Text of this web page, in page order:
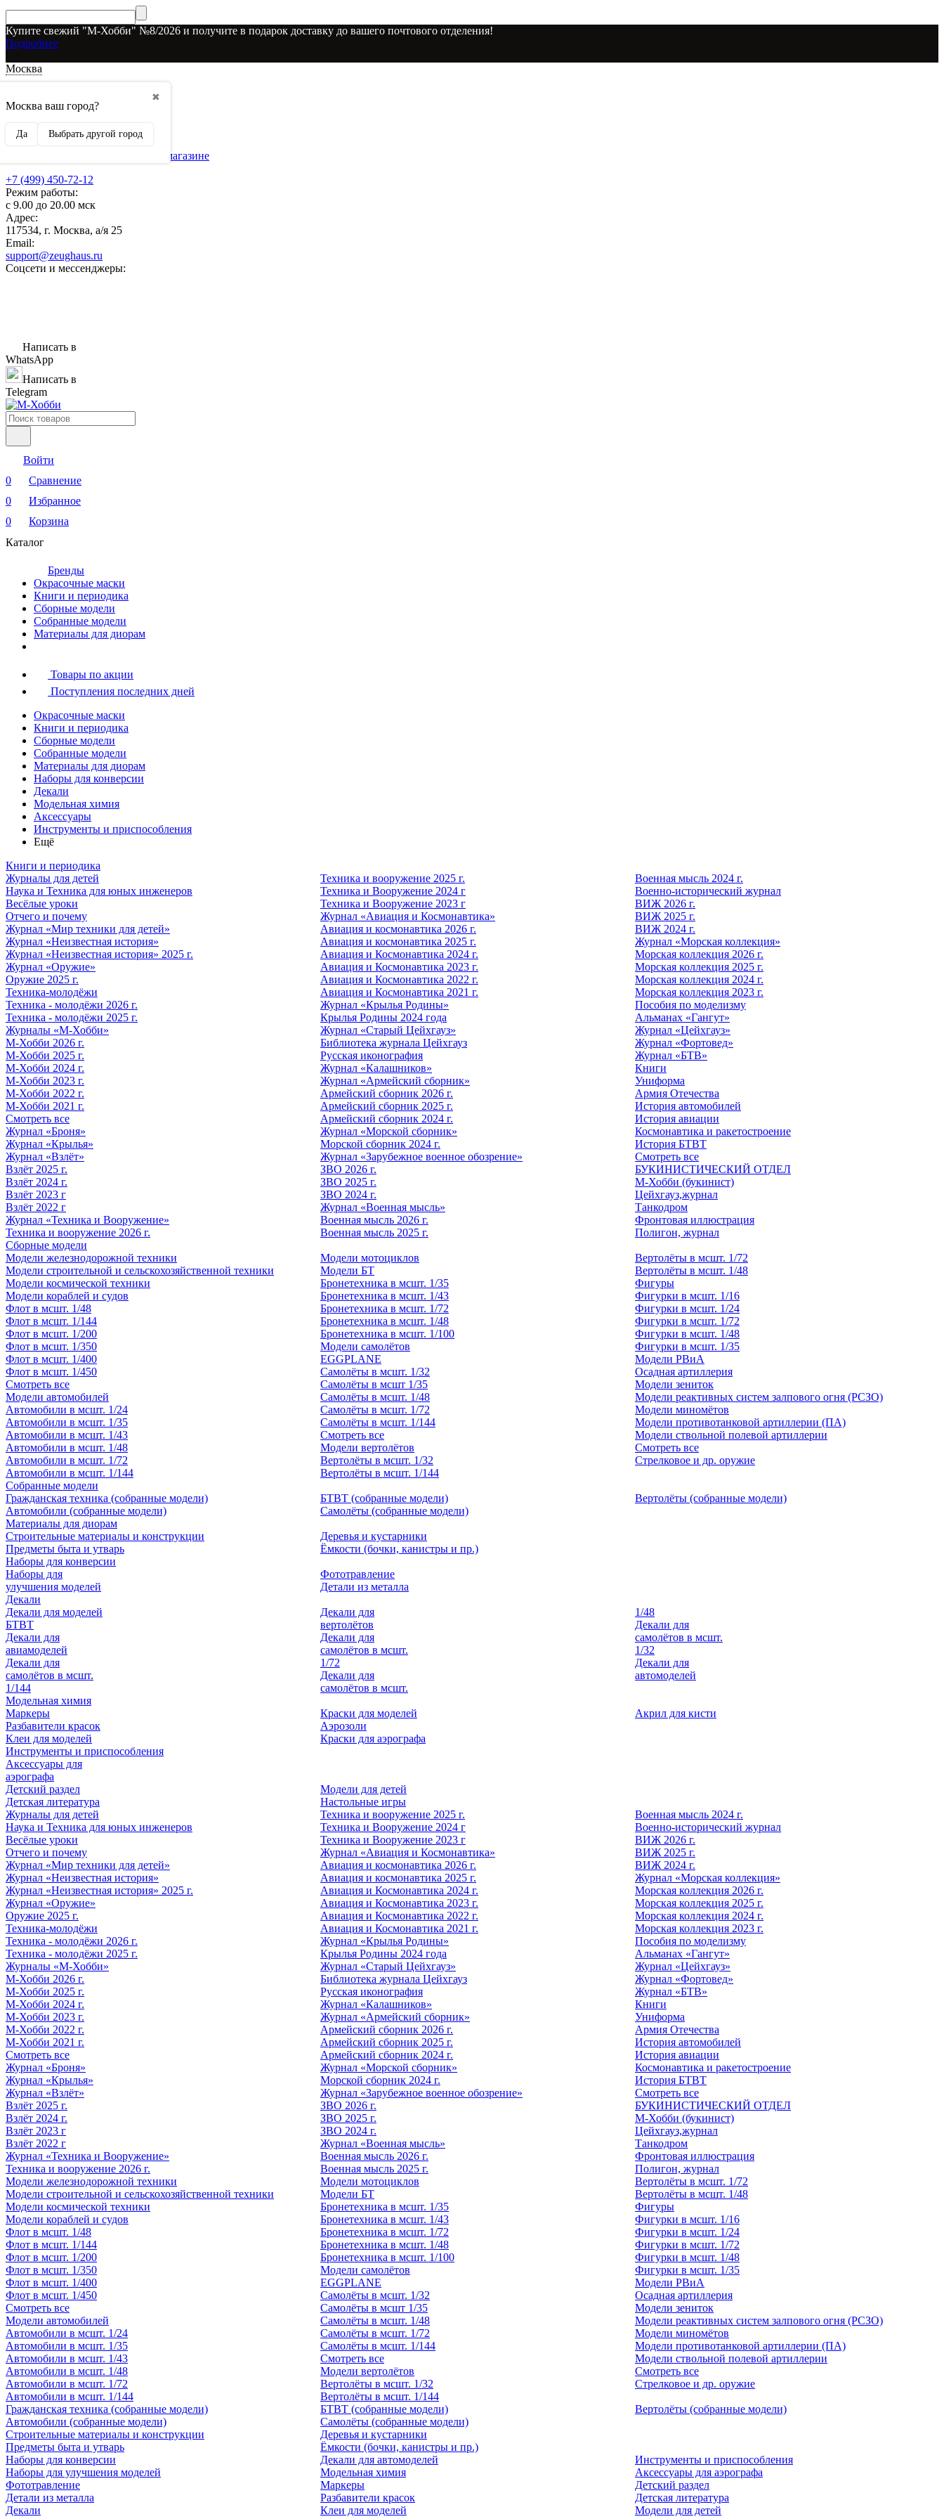
Купите свежий "М-Хобби" №8/2026 и получите в подарок доставку до вашего почтового отделения!
Подробнее
Москва
✖
Москва ваш город?
Да Выбрать другой город
О наших скидках
Рекламодателям
Бренды, представленные в магазине
+7 (499) 450-72-12
Режим работы:
с 9.00 до 20.00 мск
Адрес:
117534, г. Москва, а/я 25
Email:
support@zeughaus.ru
Соцсети и мессенджеры:
Написать в
WhatsApp
Написать в
Telegram
Войти
0
Сравнение
0
Избранное
0
Корзина
Каталог
Бренды
Окрасочные маски
Книги и периодика
Сборные модели
Собранные модели
Материалы для диорам
Товары по акции
Поступления последних дней
Окрасочные маски
Книги и периодика
Сборные модели
Собранные модели
Материалы для диорам
Наборы для конверсии
Декали
Модельная химия
Аксессуары
Инструменты и приспособления
Ещё
Книги и периодика
Журналы для детей
Наука и Техника для юных инженеров
Весёлые уроки
Отчего и почему
Журнал «Мир техники для детей»
Журнал «Неизвестная история»
Журнал «Неизвестная история» 2025 г.
Журнал «Оружие»
Оружие 2025 г.
Техника-молодёжи
Техника - молодёжи 2026 г.
Техника - молодёжи 2025 г.
Журналы «М-Хобби»
М-Хобби 2026 г.
М-Хобби 2025 г.
М-Хобби 2024 г.
М-Хобби 2023 г.
М-Хобби 2022 г.
М-Хобби 2021 г.
Смотреть все
Журнал «Броня»
Журнал «Крылья»
Журнал «Взлёт»
Взлёт 2025 г.
Взлёт 2024 г.
Взлёт 2023 г
Взлёт 2022 г
Журнал «Техника и Вооружение»
Техника и вооружение 2026 г.
Техника и вооружение 2025 г.
Техника и Вооружение 2024 г
Техника и Вооружение 2023 г
Журнал «Авиация и Космонавтика»
Авиация и космонавтика 2026 г.
Авиация и космонавтика 2025 г.
Авиация и Космонавтика 2024 г.
Авиация и Космонавтика 2023 г.
Авиация и Космонавтика 2022 г.
Авиация и Космонавтика 2021 г.
Журнал «Крылья Родины»
Крылья Родины 2024 года
Журнал «Старый Цейхгауз»
Библиотека журнала Цейхгауз
Русская иконография
Журнал «Калашников»
Журнал «Армейский сборник»
Армейский сборник 2026 г.
Армейский сборник 2025 г.
Армейский сборник 2024 г.
Журнал «Морской сборник»
Морской сборник 2024 г.
Журнал «Зарубежное военное обозрение»
ЗВО 2026 г.
ЗВО 2025 г.
ЗВО 2024 г.
Журнал «Военная мысль»
Военная мысль 2026 г.
Военная мысль 2025 г.
Военная мысль 2024 г.
Военно-исторический журнал
ВИЖ 2026 г.
ВИЖ 2025 г.
ВИЖ 2024 г.
Журнал «Морская коллекция»
Морская коллекция 2026 г.
Морская коллекция 2025 г.
Морская коллекция 2024 г.
Морская коллекция 2023 г.
Пособия по моделизму
Альманах «Гангут»
Журнал «Цейхгауз»
Журнал «Фортовед»
Журнал «БТВ»
Книги
Униформа
Армия Отечества
История автомобилей
История авиации
Космонавтика и ракетостроение
История БТВТ
Смотреть все
БУКИНИСТИЧЕСКИЙ ОТДЕЛ
М-Хобби (букинист)
Цейхгауз,журнал
Танкодром
Фронтовая иллюстрация
Полигон, журнал
Сборные модели
Модели железнодорожной техники
Модели строительной и сельскохозяйственной техники
Модели космической техники
Модели кораблей и судов
Флот в мсшт. 1/48
Флот в мсшт. 1/144
Флот в мсшт. 1/200
Флот в мсшт. 1/350
Флот в мсшт. 1/400
Флот в мсшт. 1/450
Смотреть все
Модели автомобилей
Автомобили в мсшт. 1/24
Автомобили в мсшт. 1/35
Автомобили в мсшт. 1/43
Автомобили в мсшт. 1/48
Автомобили в мсшт. 1/72
Автомобили в мсшт. 1/144
Модели мотоциклов
Модели БТ
Бронетехника в мсшт. 1/35
Бронетехника в мсшт. 1/43
Бронетехника в мсшт. 1/72
Бронетехника в мсшт. 1/48
Бронетехника в мсшт. 1/100
Модели самолётов
EGGPLANE
Самолёты в мсшт. 1/32
Самолёты в мсшт 1/35
Самолёты в мсшт. 1/48
Самолёты в мсшт. 1/72
Самолёты в мсшт. 1/144
Смотреть все
Модели вертолётов
Вертолёты в мсшт. 1/32
Вертолёты в мсшт. 1/144
Вертолёты в мсшт. 1/72
Вертолёты в мсшт. 1/48
Фигуры
Фигурки в мсшт. 1/16
Фигурки в мсшт. 1/24
Фигурки в мсшт. 1/72
Фигурки в мсшт. 1/48
Фигурки в мсшт. 1/35
Модели РВиА
Осадная артиллерия
Модели зениток
Модели реактивных систем залпового огня (РСЗО)
Модели миномётов
Модели противотанковой артиллерии (ПА)
Модели ствольной полевой артиллерии
Смотреть все
Стрелковое и др. оружие
Собранные модели
Гражданская техника (собранные модели)
Автомобили (собранные модели)
БТВТ (собранные модели)
Самолёты (собранные модели)
Вертолёты (собранные модели)
Материалы для диорам
Строительные материалы и конструкции
Предметы быта и утварь
Деревья и кустарники
Ёмкости (бочки, канистры и пр.)
Наборы для конверсии
Наборы для
улучшения моделей
Фототравление
Детали из металла
Декали
Декали для моделей
БТВТ
Декали для
авиамоделей
Декали для
самолётов в мсшт.
1/144
Декали для
вертолётов
Декали для
самолётов в мсшт.
1/72
Декали для
самолётов в мсшт.
1/48
Декали для
самолётов в мсшт.
1/32
Декали для
автомоделей
Модельная химия
Маркеры
Разбавители красок
Клеи для моделей
Краски для моделей
Аэрозоли
Краски для аэрографа
Акрил для кисти
Инструменты и приспособления
Аксессуары для
аэрографа
Детский раздел
Детская литература
Модели для детей
Настольные игры
Журналы для детей
Наука и Техника для юных инженеров
Весёлые уроки
Отчего и почему
Журнал «Мир техники для детей»
Журнал «Неизвестная история»
Журнал «Неизвестная история» 2025 г.
Журнал «Оружие»
Оружие 2025 г.
Техника-молодёжи
Техника - молодёжи 2026 г.
Техника - молодёжи 2025 г.
Журналы «М-Хобби»
М-Хобби 2026 г.
М-Хобби 2025 г.
М-Хобби 2024 г.
М-Хобби 2023 г.
М-Хобби 2022 г.
М-Хобби 2021 г.
Смотреть все
Журнал «Броня»
Журнал «Крылья»
Журнал «Взлёт»
Взлёт 2025 г.
Взлёт 2024 г.
Взлёт 2023 г
Взлёт 2022 г
Журнал «Техника и Вооружение»
Техника и вооружение 2026 г.
Техника и вооружение 2025 г.
Техника и Вооружение 2024 г
Техника и Вооружение 2023 г
Журнал «Авиация и Космонавтика»
Авиация и космонавтика 2026 г.
Авиация и космонавтика 2025 г.
Авиация и Космонавтика 2024 г.
Авиация и Космонавтика 2023 г.
Авиация и Космонавтика 2022 г.
Авиация и Космонавтика 2021 г.
Журнал «Крылья Родины»
Крылья Родины 2024 года
Журнал «Старый Цейхгауз»
Библиотека журнала Цейхгауз
Русская иконография
Журнал «Калашников»
Журнал «Армейский сборник»
Армейский сборник 2026 г.
Армейский сборник 2025 г.
Армейский сборник 2024 г.
Журнал «Морской сборник»
Морской сборник 2024 г.
Журнал «Зарубежное военное обозрение»
ЗВО 2026 г.
ЗВО 2025 г.
ЗВО 2024 г.
Журнал «Военная мысль»
Военная мысль 2026 г.
Военная мысль 2025 г.
Военная мысль 2024 г.
Военно-исторический журнал
ВИЖ 2026 г.
ВИЖ 2025 г.
ВИЖ 2024 г.
Журнал «Морская коллекция»
Морская коллекция 2026 г.
Морская коллекция 2025 г.
Морская коллекция 2024 г.
Морская коллекция 2023 г.
Пособия по моделизму
Альманах «Гангут»
Журнал «Цейхгауз»
Журнал «Фортовед»
Журнал «БТВ»
Книги
Униформа
Армия Отечества
История автомобилей
История авиации
Космонавтика и ракетостроение
История БТВТ
Смотреть все
БУКИНИСТИЧЕСКИЙ ОТДЕЛ
М-Хобби (букинист)
Цейхгауз,журнал
Танкодром
Фронтовая иллюстрация
Полигон, журнал
Модели железнодорожной техники
Модели строительной и сельскохозяйственной техники
Модели космической техники
Модели кораблей и судов
Флот в мсшт. 1/48
Флот в мсшт. 1/144
Флот в мсшт. 1/200
Флот в мсшт. 1/350
Флот в мсшт. 1/400
Флот в мсшт. 1/450
Смотреть все
Модели автомобилей
Автомобили в мсшт. 1/24
Автомобили в мсшт. 1/35
Автомобили в мсшт. 1/43
Автомобили в мсшт. 1/48
Автомобили в мсшт. 1/72
Автомобили в мсшт. 1/144
Модели мотоциклов
Модели БТ
Бронетехника в мсшт. 1/35
Бронетехника в мсшт. 1/43
Бронетехника в мсшт. 1/72
Бронетехника в мсшт. 1/48
Бронетехника в мсшт. 1/100
Модели самолётов
EGGPLANE
Самолёты в мсшт. 1/32
Самолёты в мсшт 1/35
Самолёты в мсшт. 1/48
Самолёты в мсшт. 1/72
Самолёты в мсшт. 1/144
Смотреть все
Модели вертолётов
Вертолёты в мсшт. 1/32
Вертолёты в мсшт. 1/144
Вертолёты в мсшт. 1/72
Вертолёты в мсшт. 1/48
Фигуры
Фигурки в мсшт. 1/16
Фигурки в мсшт. 1/24
Фигурки в мсшт. 1/72
Фигурки в мсшт. 1/48
Фигурки в мсшт. 1/35
Модели РВиА
Осадная артиллерия
Модели зениток
Модели реактивных систем залпового огня (РСЗО)
Модели миномётов
Модели противотанковой артиллерии (ПА)
Модели ствольной полевой артиллерии
Смотреть все
Стрелковое и др. оружие
Гражданская техника (собранные модели)
Автомобили (собранные модели)
БТВТ (собранные модели)
Самолёты (собранные модели)
Вертолёты (собранные модели)
Строительные материалы и конструкции
Предметы быта и утварь
Деревья и кустарники
Ёмкости (бочки, канистры и пр.)
Наборы для конверсии
Наборы для улучшения моделей
Фототравление
Детали из металла
Декали
Декали для автомоделей
Модельная химия
Маркеры
Разбавители красок
Клеи для моделей
Инструменты и приспособления
Аксессуары для аэрографа
Детский раздел
Детская литература
Модели для детей